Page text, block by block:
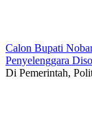
Calon Bupati
Penyelenggara
Di Pemerintah,